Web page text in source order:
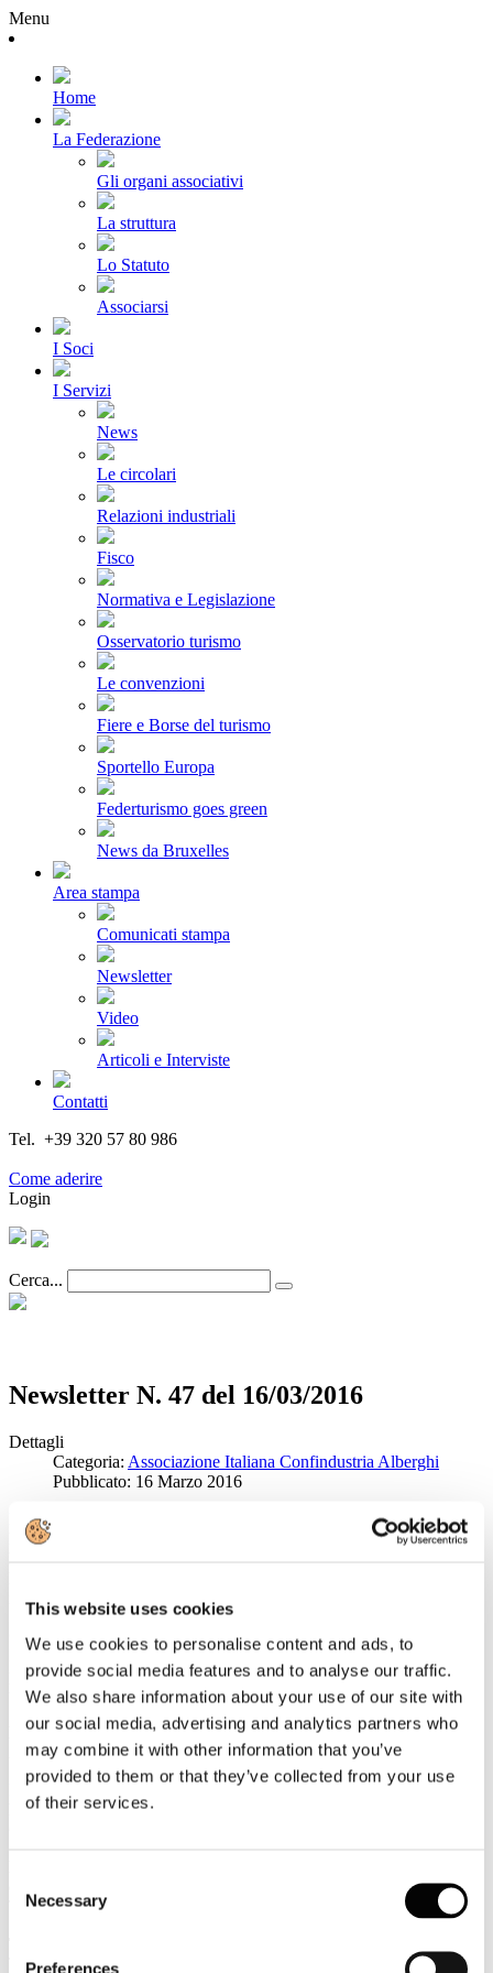
This website uses cookies
We use cookies to personalise content and ads, to
provide social media features and to analyse our traffic.
We also share information about your use of our site with
our social media, advertising and analytics partners who
may combine it with other information that you’ve
provided to them or that they’ve collected from your use
of their services.
Selection
Necessary
Preferences
Menu
Home
La Federazione
Gli organi associativi
La struttura
Lo Statuto
Associarsi
I Soci
I Servizi
News
Le circolari
Relazioni industriali
Fisco
Normativa e Legislazione
Osservatorio turismo
Le convenzioni
Fiere e Borse del turismo
Sportello Europa
Federturismo goes green
News da Bruxelles
Area stampa
Comunicati stampa
Newsletter
Video
Articoli e Interviste
Contatti
Tel. +39 320 57 80 986
Come aderire
Login
Cerca...
Newsletter N. 47 del 16/03/2016
Dettagli
Categoria: Associazione Italiana Confindustria Alberghi
Pubblicato: 16 Marzo 2016
News
INPS: Trattamenti a sostegno del reddito: importi massimi per
importi massimi
OMI: Consultazione delle quotazioni immobiliari
Da oggi sul sito dell'Agenzia, disponibili le quotazioni aggiornate
per diverse tipologie di immobili: residenziale, commerciale,
terziario e produttivo
Le novità fiscali di febbraio 2016
A cura di Confindustria
Rassegna Stampa
PALMUCCI - Confindustria e Bulgaria a confronto sul turismo
Travel Quotidiano
TTGITALIA